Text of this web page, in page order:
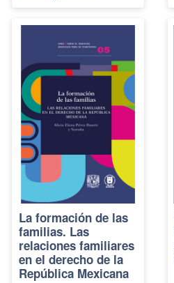
La formación de las
familias. Las
relaciones familiares
en el derecho de la
República Mexicana